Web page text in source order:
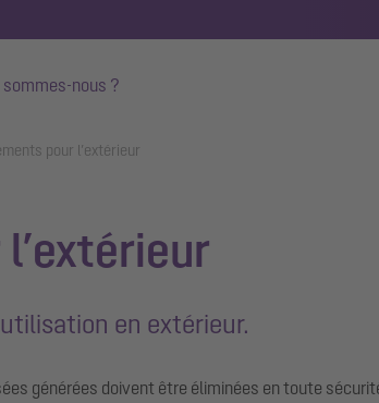
sommes-nous ?
pour l’extérieur
en extérieur.
générées doivent être éliminées en toute